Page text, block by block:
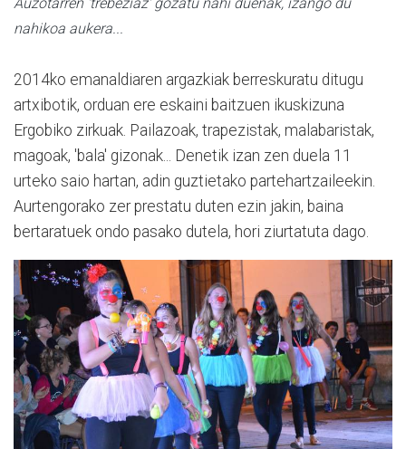
nahikoa aukera...
2014ko emanaldiaren argaz­kiak berreskuratu ditugu
artxi­botik, orduan ere eskaini baitzu­en ikuskizuna
Ergobiko zirkuak. Pailazoak, trapezistak, malabaristak,
magoak, 'bala' gizonak... Denetik izan zen duela 11
urteko saio hartan, adin guztietako par­tehartzaileekin.
Aurtengorako zer prestatu duten ezin jakin, baina
bertaratuek ondo pasako dutela, hori ziurtatuta dago.